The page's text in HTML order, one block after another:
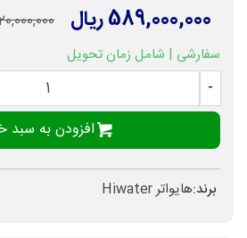
589,000,000 ریال
620,000,000
سفارشی | شامل زمان تحویل
-
افزودن به سبد
برند:هایواتر Hiwater